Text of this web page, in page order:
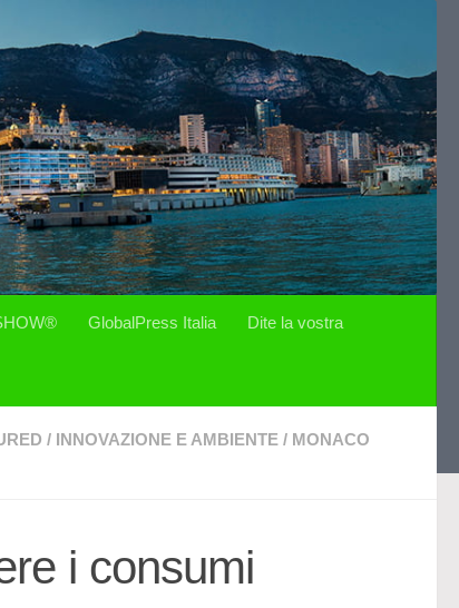
GlobalPress Italia Dite la vostra
/ INNOVAZIONE E AMBIENTE / MONACO
i consumi